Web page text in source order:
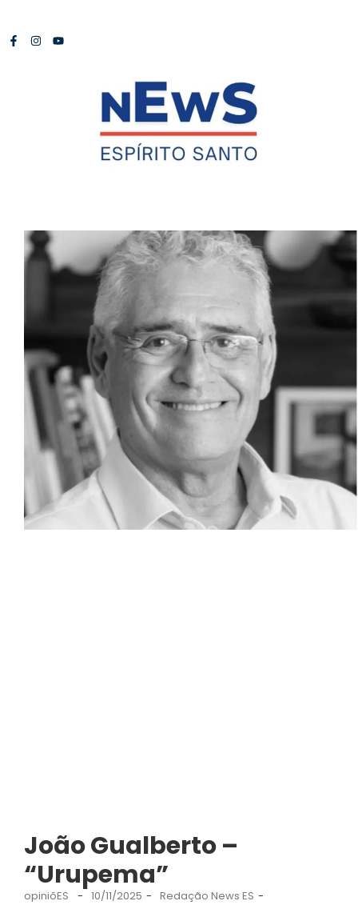
João Gualberto –
“Urupema”
opiniõES - 10/11/2025 - Redação News ES -